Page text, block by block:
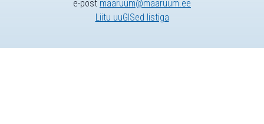
e-post maaruum@maaruum.ee
Liitu uuGISed listiga